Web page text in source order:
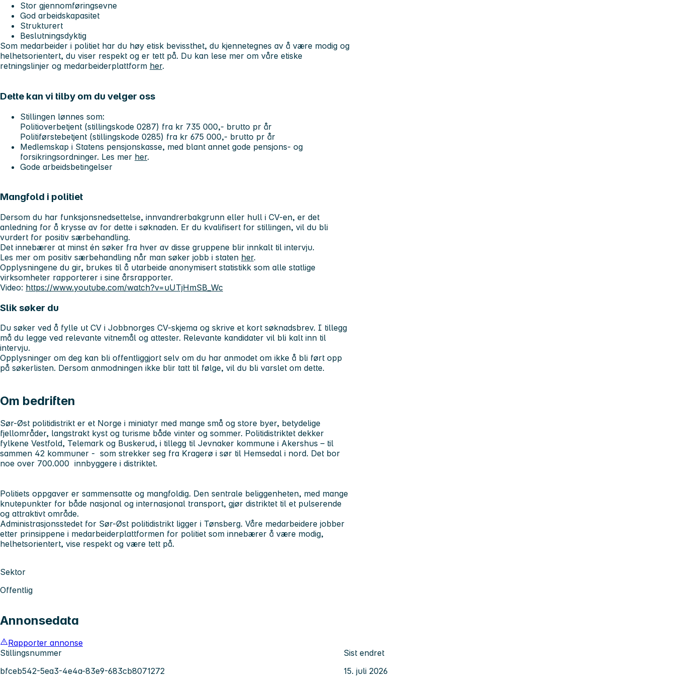
Stor gjennomføringsevne
God arbeidskapasitet
Strukturert
Beslutningsdyktig
Som medarbeider i politiet har du høy etisk bevissthet, du kjennetegnes av å være modig og
helhetsorientert, du viser respekt og er tett på. Du kan lese mer om våre etiske
retningslinjer og medarbeiderplattform her.
Dette kan vi tilby om du velger oss
Stillingen lønnes som:
Politioverbetjent (stillingskode 0287) fra kr 735 000,- brutto pr år
Politiførstebetjent (stillingskode 0285) fra kr 675 000,- brutto pr år
Medlemskap i Statens pensjonskasse, med blant annet gode pensjons- og
forsikringsordninger. Les mer her.
Gode arbeidsbetingelser
Mangfold i politiet
Dersom du har funksjonsnedsettelse, innvandrerbakgrunn eller hull i CV-en, er det
anledning for å krysse av for dette i søknaden. Er du kvalifisert for stillingen, vil du bli
vurdert for positiv særbehandling.
Det innebærer at minst én søker fra hver av disse gruppene blir innkalt til intervju.
Les mer om positiv særbehandling når man søker jobb i staten her.
Opplysningene du gir, brukes til å utarbeide anonymisert statistikk som alle statlige
virksomheter rapporterer i sine årsrapporter.
Video: https://www.youtube.com/watch?v=uUTjHmSB_Wc
Slik søker du
Du søker ved å fylle ut CV i Jobbnorges CV-skjema og skrive et kort søknadsbrev. I tillegg
må du legge ved relevante vitnemål og attester. Relevante kandidater vil bli kalt inn til
intervju.
Opplysninger om deg kan bli offentliggjort selv om du har anmodet om ikke å bli ført opp
på søkerlisten. Dersom anmodningen ikke blir tatt til følge, vil du bli varslet om dette.
Om bedriften
Sør-Øst politidistrikt er et Norge i miniatyr med mange små og store byer, betydelige
fjellområder, langstrakt kyst og turisme både vinter og sommer. Politidistriktet dekker
fylkene Vestfold, Telemark og Buskerud, i tillegg til Jevnaker kommune i Akershus – til
sammen 42 kommuner - som strekker seg fra Kragerø i sør til Hemsedal i nord. Det bor
noe over 700.000 innbyggere i distriktet.
Politiets oppgaver er sammensatte og mangfoldig. Den sentrale beliggenheten, med mange
knutepunkter for både nasjonal og internasjonal transport, gjør distriktet til et pulserende
og attraktivt område.
Administrasjonsstedet for Sør-Øst politidistrikt ligger i Tønsberg. Våre medarbeidere jobber
etter prinsippene i medarbeiderplattformen for politiet som innebærer å være modig,
helhetsorientert, vise respekt og være tett på.
Sektor
Offentlig
Annonsedata
Rapporter annonse
Stillingsnummer
bfceb542-5ea3-4e4a-83e9-683cb8071272
Sist endret
15. juli 2026